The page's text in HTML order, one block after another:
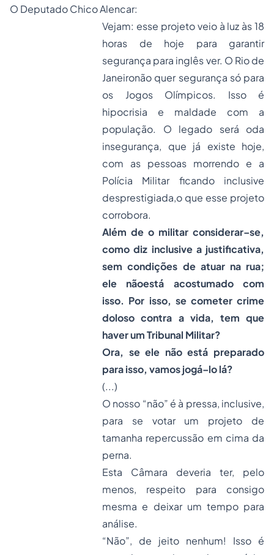
O Deputado Chico Alencar:
Vejam: esse projeto veio à luz às 18
horas de hoje para garantir
segurança para inglês ver. O Rio de
Janeironão quer segurança só para
os Jogos Olímpicos. Isso é
hipocrisia e maldade com a
população. O legado será oda
insegurança, que já existe hoje,
com as pessoas morrendo e a
Polícia Militar ficando inclusive
desprestigiada,o que esse projeto
corrobora.
Além de o militar considerar–se,
como diz inclusive a justificativa,
sem condições de atuar na rua;
ele nãoestá acostumado com
isso. Por isso, se cometer crime
doloso contra a vida, tem que
haver um Tribunal Militar?
Ora, se ele não está preparado
para isso, vamos jogá–lo lá?
(...)
O nosso “não” é à pressa, inclusive,
para se votar um projeto de
tamanha repercussão em cima da
perna.
Esta Câmara deveria ter, pelo
menos, respeito para consigo
mesma e deixar um tempo para
análise.
“Não”, de jeito nenhum! Isso é